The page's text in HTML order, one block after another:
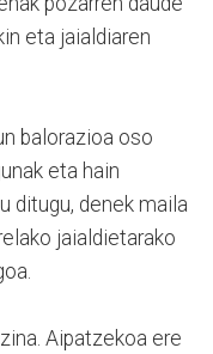
eta jaialdiaren
balorazioa oso
eta hain
ditugu, denek maila
jaialdietarako
Aipatzekoa ere